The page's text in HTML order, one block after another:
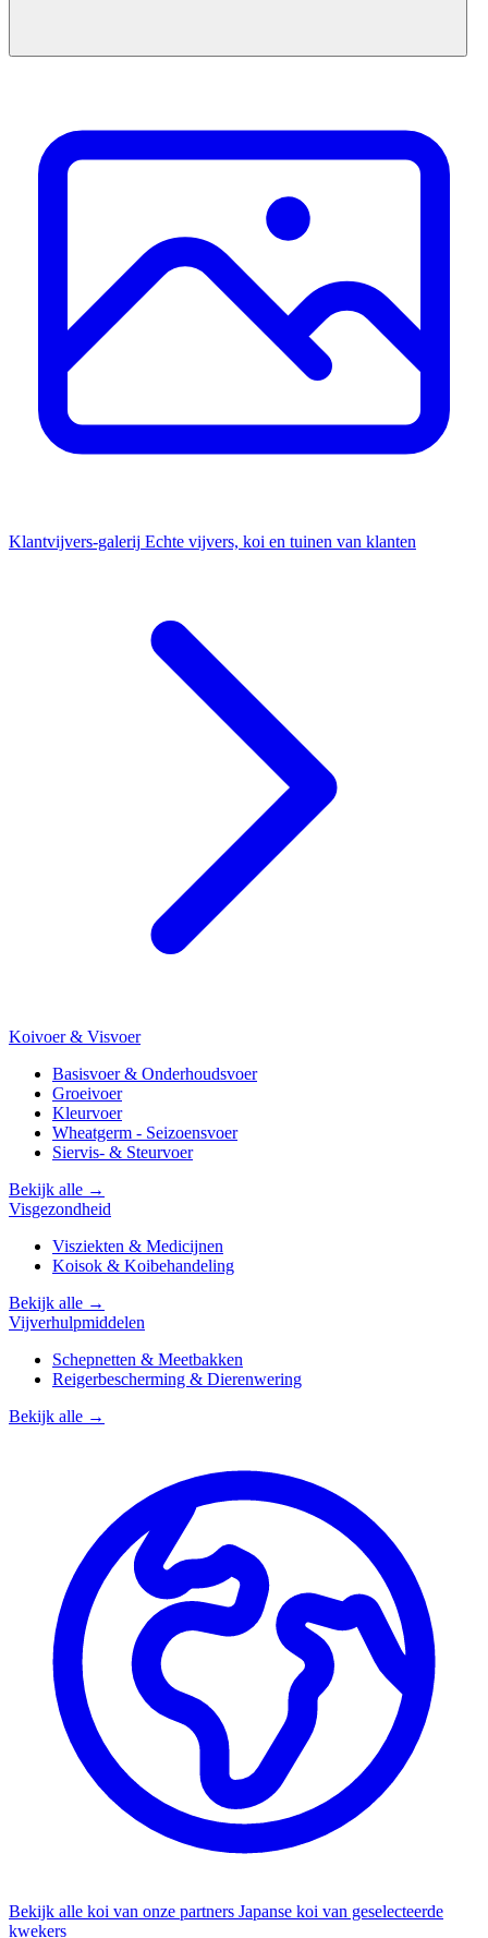
Klantvijvers-galerij Echte vijvers, koi en tuinen van klanten
Koivoer & Visvoer
Basisvoer & Onderhoudsvoer
Groeivoer
Kleurvoer
Wheatgerm - Seizoensvoer
Siervis- & Steurvoer
Bekijk alle →
Visgezondheid
Visziekten & Medicijnen
Koisok & Koibehandeling
Bekijk alle →
Vijverhulpmiddelen
Schepnetten & Meetbakken
Reigerbescherming & Dierenwering
Bekijk alle →
Bekijk alle koi van onze partners Japanse koi van geselecteerde
kwekers